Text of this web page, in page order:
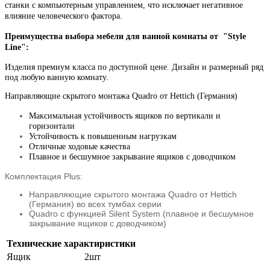
станки с компьютерным управлением, что исключает негативное
влияние человеческого фактора.
Преимущества выбора мебели для ванной комнаты от "Style
Line":
Изделия премиум класса по доступной цене. Дизайн и размерный ряд
под любую ванную комнату.
Направляющие скрытого монтажа Quadro от Hettich (Германия)
Максимальная устойчивость ящиков по вертикали и
горизонтали
Устойчивость к повышенным нагрузкам
Отличные ходовые качества
Плавное и бесшумное закрывание ящиков с доводчиком
Комплектация Plus:
Направляющие скрытого монтажа Quadro от Hettich
(Германия) во всех тумбах серии
Quadro с функцией Silent System (плавное и бесшумное
закрывание ящиков с доводчиком)
Технические характиристики
Ящик
2шт